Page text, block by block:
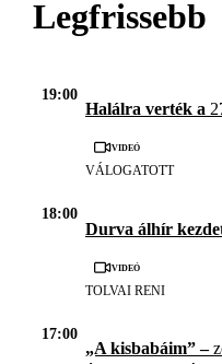
Legfrissebb
19:00
Halálra verték a
Videó
VÁLOGATOTT
18:00
Durva álhír
Videó
TOLVAI RENI
17:00
„A kisbabáim” –